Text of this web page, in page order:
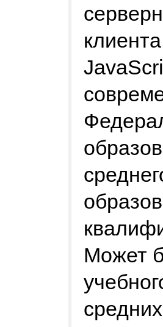
Может